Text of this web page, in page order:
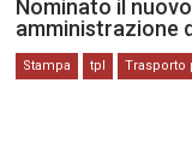
Nominato il
amministrazione
Stampa tpl Trasporto